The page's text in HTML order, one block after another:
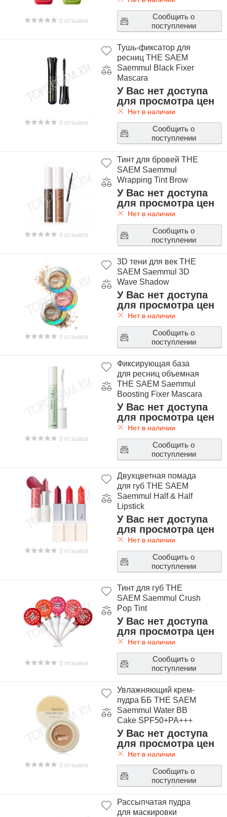
0 отзывов
Сообщить о
поступлении
0 отзывов
Тушь-фиксатор для
ресниц THE SAEM
Saemmul Black Fixer
Mascara
У Вас нет доступа
для просмотра цен
Нет в наличии
Сообщить о
поступлении
0 отзывов
Тинт для бровей THE
SAEM Saemmul
Wrapping Tint Brow
У Вас нет доступа
для просмотра цен
Нет в наличии
Сообщить о
поступлении
0 отзывов
3D тени для век THE
SAEM Saemmul 3D
Wave Shadow
У Вас нет доступа
для просмотра цен
Нет в наличии
Сообщить о
поступлении
0 отзывов
Фиксирующая база
для ресниц объемная
THE SAEM Saemmul
Boosting Fixer Mascara
У Вас нет доступа
для просмотра цен
Нет в наличии
Сообщить о
поступлении
0 отзывов
Двухцветная помада
для губ THE SAEM
Saemmul Half & Half
Lipstick
У Вас нет доступа
для просмотра цен
Нет в наличии
Сообщить о
поступлении
0 отзывов
Тинт для губ THE
SAEM Saemmul Crush
Pop Tint
У Вас нет доступа
для просмотра цен
Нет в наличии
Сообщить о
поступлении
0 отзывов
Увлажняющий крем-
пудра ББ THE SAEM
Saemmul Water BB
Cake SPF50+PA+++
У Вас нет доступа
для просмотра цен
Нет в наличии
Сообщить о
поступлении
Рассыпчатая пудра
для маскировки